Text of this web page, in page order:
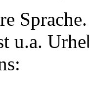
u.a.